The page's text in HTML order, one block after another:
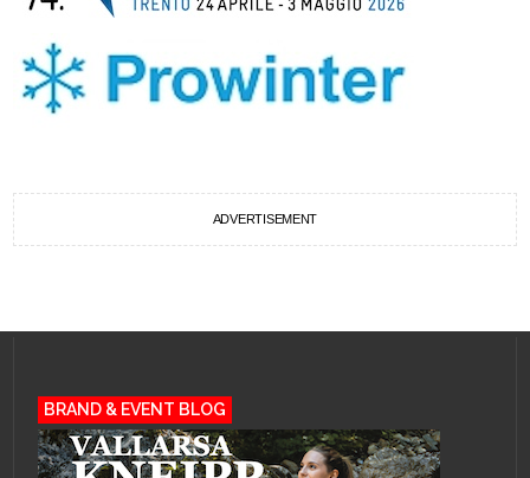
ADVERTISEMENT
BRAND & EVENT BLOG